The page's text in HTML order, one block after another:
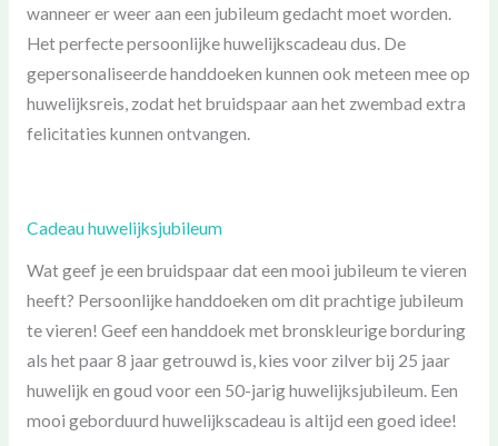
wanneer er weer aan een jubileum gedacht moet worden.
Het perfecte persoonlijke huwelijkscadeau dus. De
gepersonaliseerde handdoeken kunnen ook meteen mee op
huwelijksreis, zodat het bruidspaar aan het zwembad extra
felicitaties kunnen ontvangen.
Cadeau huwelijksjubileum
Wat geef je een bruidspaar dat een mooi jubileum te vieren
heeft? Persoonlijke handdoeken om dit prachtige jubileum
te vieren! Geef een handdoek met bronskleurige borduring
als het paar 8 jaar getrouwd is, kies voor zilver bij 25 jaar
huwelijk en goud voor een 50-jarig huwelijksjubileum. Een
mooi geborduurd huwelijkscadeau is altijd een goed idee!